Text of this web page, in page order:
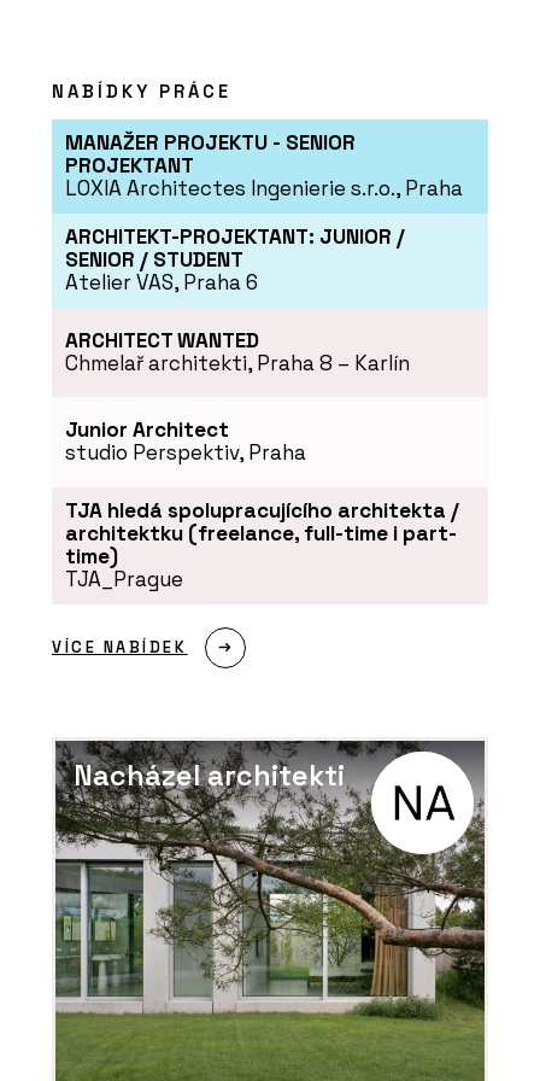
NABÍDKY PRÁCE
MANAŽER PROJEKTU - SENIOR
PROJEKTANT
LOXIA Architectes Ingenierie s.r.o., Praha
ARCHITEKT-PROJEKTANT: JUNIOR /
SENIOR / STUDENT
Atelier VAS, Praha 6
ARCHITECT WANTED
Chmelař architekti, Praha 8 – Karlín
Junior Architect
studio Perspektiv, Praha
TJA hledá spolupracujícího architekta /
architektku (freelance, full-time i part-
time)
TJA_Prague
VÍCE NABÍDEK
Nacházel architekti